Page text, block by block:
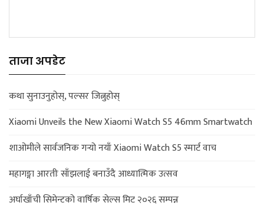
ताजा अपडेट
कथा सुनाउनुहोस्, पल्सर जित्नुहोस्
Xiaomi Unveils the New Xiaomi Watch S5 46mm Smartwatch
शाओमीले सार्वजनिक गर्‍यो नयाँ Xiaomi Watch S5 स्मार्ट वाच
महागङ्गा आरतीः साँझलाई बनाउँदै आध्यात्मिक उत्सव
अर्घाखाँची सिमेन्टको वार्षिक सेल्स मिट २०२६ सम्पन्न